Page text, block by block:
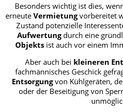
Besonders wichtig ist dies,
erneute Vermietungvorbereitet
Zustand potenzielle
Aufwertungdurch eine
Objektsist auch vor einem
Aber auch bei kleineren
fachmännisches Geschick
Entsorgungvon Kühlgeräten,
oder der Beseitigung von